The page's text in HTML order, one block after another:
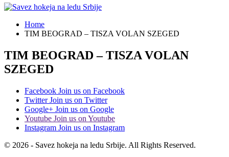
Home
TIM BEOGRAD – TISZA VOLAN SZEGED
TIM BEOGRAD – TISZA VOLAN
SZEGED
Facebook Join us on Facebook
Twitter Join us on Twitter
Google+ Join us on Google
Youtube Join us on Youtube
Instagram Join us on Instagram
© 2026 - Savez hokeja na ledu Srbije. All Rights Reserved.